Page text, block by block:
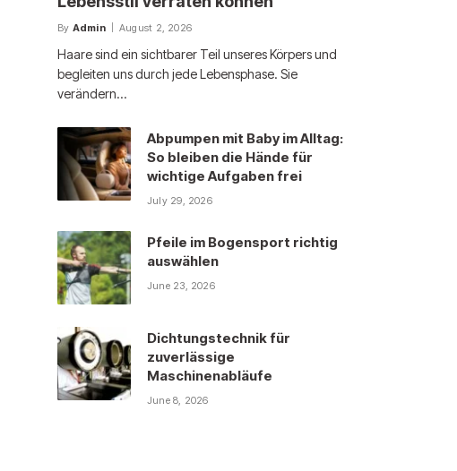
By Admin August 2, 2026
Haare sind ein sichtbarer Teil unseres Körpers und
begleiten uns durch jede Lebensphase. Sie
verändern…
Abpumpen mit Baby im Alltag:
So bleiben die Hände für
wichtige Aufgaben frei
July 29, 2026
Pfeile im Bogensport richtig
auswählen
June 23, 2026
Dichtungstechnik für
zuverlässige
Maschinenabläufe
June 8, 2026